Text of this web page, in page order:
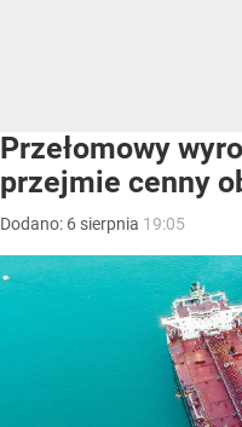
Przełomowy
przejmie cenny
Dodano: 6 sierpnia 19:05